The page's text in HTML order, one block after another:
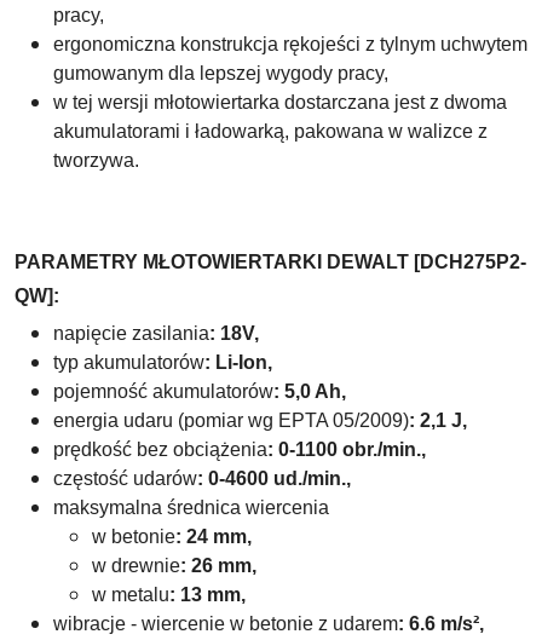
pracy,
ergonomiczna konstrukcja rękojeści z tylnym uchwytem
gumowanym dla lepszej wygody pracy,
w tej wersji młotowiertarka dostarczana jest z dwoma
akumulatorami i ładowarką, pakowana w walizce z
tworzywa.
PARAMETRY MŁOTOWIERTARKI
DEWALT [DCH275P2-
QW]:
napięcie zasilania: 18V,
typ akumulatorów: Li-Ion,
pojemność akumulatorów: 5,0 Ah,
energia udaru (pomiar wg EPTA 05/2009): 2,1 J,
prędkość bez obciążenia: 0-1100 obr./min.,
częstość udarów: 0-4600 ud./min.,
maksymalna średnica wiercenia
w betonie: 24 mm,
w drewnie: 26 mm,
w metalu: 13 mm,
wibracje - wiercenie w betonie z udarem: 6.6 m/s²,